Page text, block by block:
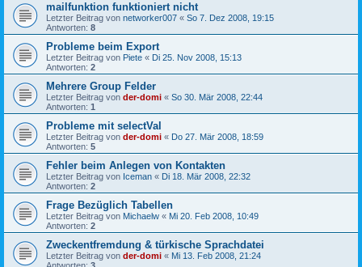
mailfunktion funktioniert nicht
Letzter Beitrag von networker007 « So 7. Dez 2008, 19:15
Antworten: 8
Probleme beim Export
Letzter Beitrag von Piete « Di 25. Nov 2008, 15:13
Antworten: 2
Mehrere Group Felder
Letzter Beitrag von der-domi « So 30. Mär 2008, 22:44
Antworten: 1
Probleme mit selectVal
Letzter Beitrag von der-domi « Do 27. Mär 2008, 18:59
Antworten: 5
Fehler beim Anlegen von Kontakten
Letzter Beitrag von Iceman « Di 18. Mär 2008, 22:32
Antworten: 2
Frage Bezüglich Tabellen
Letzter Beitrag von Michaelw « Mi 20. Feb 2008, 10:49
Antworten: 2
Zweckentfremdung & türkische Sprachdatei
Letzter Beitrag von der-domi « Mi 13. Feb 2008, 21:24